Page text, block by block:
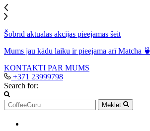
Šobrīd aktuālās akcijas pieejamas šeit
Mums jau kādu laiku ir pieejama arī Matcha 🍵
KONTAKTI PAR MUMS
+371 23999798
Search for:
Meklēt